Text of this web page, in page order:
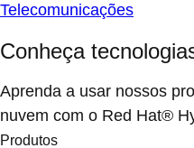
Telecomunicações
Conheça
Aprenda a usar nossos
nuvem com o Red Hat®
Produtos